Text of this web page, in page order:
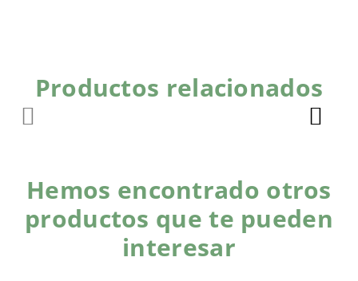
Productos relacionados
Hemos encontrado otros
productos que te pueden
interesar